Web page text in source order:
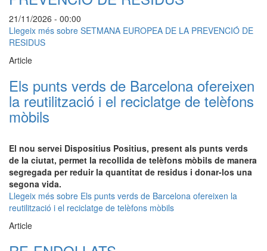
21/11/2026 - 00:00
Llegeix més sobre SETMANA EUROPEA DE LA PREVENCIÓ DE
RESIDUS
Article
Els punts verds de Barcelona ofereixen
la reutilització i el reciclatge de telèfons
mòbils
El nou servei Dispositius Positius, present als punts verds
de la ciutat, permet la recollida de telèfons mòbils de manera
segregada per reduir la quantitat de residus i donar-los una
segona vida.
Llegeix més sobre Els punts verds de Barcelona ofereixen la
reutilització i el reciclatge de telèfons mòbils
Article